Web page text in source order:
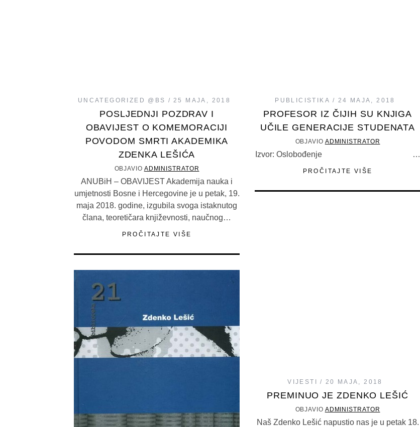
UNCATEGORIZED @BS 25 MAJA, 2018
POSLJEDNJI POZDRAV I
OBAVIJEST O KOMEMORACIJI
POVODOM SMRTI AKADEMIKA
ZDENKA LEŠIĆA
OBJAVIO ADMINISTRATOR
ANUBiH – OBAVIJEST Akademija nauka i
umjetnosti Bosne i Hercegovine je u petak, 19.
maja 2018. godine, izgubila svoga istaknutog
člana, teoretičara književnosti, naučnog…
PROČITAJTE VIŠE
PUBLICISTIKA 24 MAJA, 2018
PROFESOR IZ ČIJIH SU KNJIGA
UČILE GENERACIJE STUDENATA
OBJAVIO ADMINISTRATOR
Izvor: Oslobođenje …
PROČITAJTE VIŠE
VIJESTI 20 MAJA, 2018
PREMINUO JE ZDENKO LEŠIĆ
OBJAVIO ADMINISTRATOR
Naš Zdenko Lešić napustio nas je u petak 18.